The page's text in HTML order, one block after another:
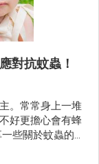
對抗蚊蟲！
。常常身上一堆
好更擔心會有蜂
些關於蚊蟲的小